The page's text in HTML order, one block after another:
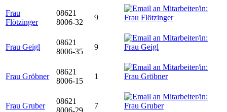
Frau
Flötzinger
08621
8006-32
9
Frau Geigl
08621
8006-35
9
Frau Gröbner
08621
8006-15
1
Frau Gruber
08621
7